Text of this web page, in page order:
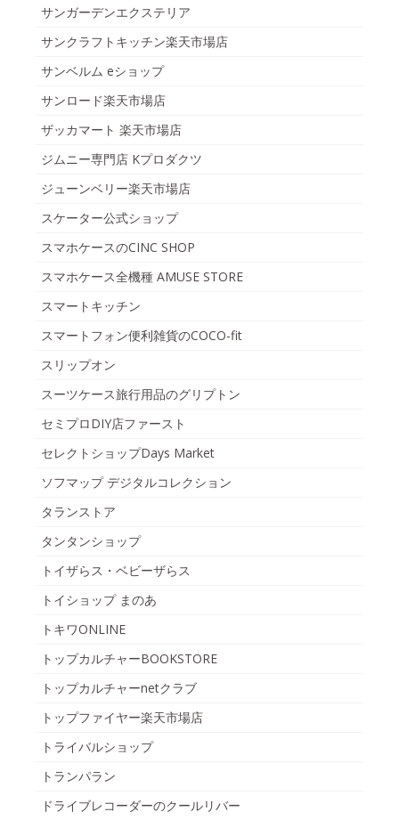
サンガーデンエクステリア
サンクラフトキッチン楽天市場店
サンベルム eショップ
サンロード楽天市場店
ザッカマート 楽天市場店
ジムニー専門店 Kプロダクツ
ジューンベリー楽天市場店
スケーター公式ショップ
スマホケースのCINC SHOP
スマホケース全機種 AMUSE STORE
スマートキッチン
スマートフォン便利雑貨のCOCO-fit
スリップオン
スーツケース旅行用品のグリプトン
セミプロDIY店ファースト
セレクトショップDays Market
ソフマップ デジタルコレクション
タランストア
タンタンショップ
トイザらス・ベビーザらス
トイショップ まのあ
トキワONLINE
トップカルチャーBOOKSTORE
トップカルチャーnetクラブ
トップファイヤー楽天市場店
トライバルショップ
トランパラン
ドライブレコーダーのクールリバー